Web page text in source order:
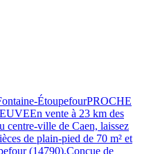
ÉtoupefourPROCHE
vente à 23 km des
centre-ville de Caen, laissez
de plain-pied de 70 m² et
(14790).Conçue de